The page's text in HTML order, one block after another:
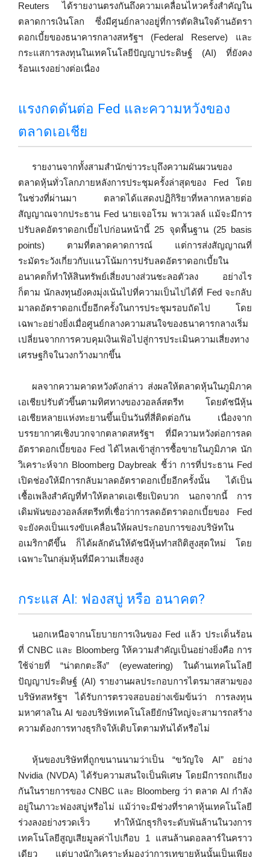
Reuters ได้รายงานตรงกันถึงความเคลื่อนไหวครั้งสำคัญใน
ตลาดการเงินโลก ซึ่งมีศูนย์กลางอยู่ที่การตัดสินใจด้านอัตรา
ดอกเบี้ยของธนาคารกลางสหรัฐฯ (Federal Reserve) และ
กระแสการลงทุนในเทคโนโลยีปัญญาประดิษฐ์ (AI) ที่ยังคง
ร้อนแรงอย่างต่อเนื่อง
แรงกดดันต่อ Fed และความหวังของ
ตลาดเอเชีย
รายงานจากทั้งสามสำนักข่าวระบุถึงความผันผวนของ
ตลาดหุ้นทั่วโลกภายหลังการประชุมครั้งล่าสุดของ Fed โดย
ในช่วงที่ผ่านมา ตลาดได้แสดงปฏิกิริยาที่หลากหลายต่อ
สัญญาณจากประธาน Fed นายเจอโรม พาวเวลล์ แม้จะมีการ
ปรับลดอัตราดอกเบี้ยไปก่อนหน้านี้ 25 จุดพื้นฐาน (25 basis
points) ตามที่ตลาดคาดการณ์ แต่การส่งสัญญาณที่
ระมัดระวังเกี่ยวกับแนวโน้มการปรับลดอัตราดอกเบี้ยใน
อนาคตก็ทำให้สินทรัพย์เสี่ยงบางส่วนชะลอตัวลง อย่างไร
ก็ตาม นักลงทุนยังคงมุ่งเน้นไปที่ความเป็นไปได้ที่ Fed จะกลับ
มาลดอัตราดอกเบี้ยอีกครั้งในการประชุมรอบถัดไป โดย
เฉพาะอย่างยิ่งเมื่อศูนย์กลางความสนใจของธนาคารกลางเริ่ม
เปลี่ยนจากการควบคุมเงินเฟ้อไปสู่การประเมินความเสี่ยงทาง
เศรษฐกิจในวงกว้างมากขึ้น
ผลจากความคาดหวังดังกล่าว ส่งผลให้ตลาดหุ้นในภูมิภาค
เอเชียปรับตัวขึ้นตามทิศทางของวอลล์สตรีท โดยดัชนีหุ้น
เอเชียหลายแห่งทะยานขึ้นเป็นวันที่สี่ติดต่อกัน เนื่องจาก
บรรยากาศเชิงบวกจากตลาดสหรัฐฯ ที่มีความหวังต่อการลด
อัตราดอกเบี้ยของ Fed ได้ไหลเข้าสู่การซื้อขายในภูมิภาค นัก
วิเคราะห์จาก Bloomberg Daybreak ชี้ว่า การที่ประธาน Fed
เปิดช่องให้มีการกลับมาลดอัตราดอกเบี้ยอีกครั้งนั้น ได้เป็น
เชื้อเพลิงสำคัญที่ทำให้ตลาดเอเชียเปิดบวก นอกจากนี้ การ
เดิมพันของวอลล์สตรีทที่เชื่อว่าการลดอัตราดอกเบี้ยของ Fed
จะยังคงเป็นแรงขับเคลื่อนให้ผลประกอบการของบริษัทใน
อเมริกาดีขึ้น ก็ได้ผลักดันให้ดัชนีหุ้นทำสถิติสูงสุดใหม่ โดย
เฉพาะในกลุ่มหุ้นที่มีความเสี่ยงสูง
กระแส AI: ฟองสบู่ หรือ อนาคต?
นอกเหนือจากนโยบายการเงินของ Fed แล้ว ประเด็นร้อน
ที่ CNBC และ Bloomberg ให้ความสำคัญเป็นอย่างยิ่งคือ การ
ใช้จ่ายที่ “น่าตกตะลึง” (eyewatering) ในด้านเทคโนโลยี
ปัญญาประดิษฐ์ (AI) รายงานผลประกอบการไตรมาสสามของ
บริษัทสหรัฐฯ ได้รับการตรวจสอบอย่างเข้มข้นว่า การลงทุน
มหาศาลใน AI ของบริษัทเทคโนโลยียักษ์ใหญ่จะสามารถสร้าง
ความต้องการทางธุรกิจให้เติบโตตามทันได้หรือไม่
หุ้นของบริษัทที่ถูกขนานนามว่าเป็น “ขวัญใจ AI” อย่าง
Nvidia (NVDA) ได้รับความสนใจเป็นพิเศษ โดยมีการถกเถียง
กันในรายการของ CNBC และ Bloomberg ว่า ตลาด AI กำลัง
อยู่ในภาวะฟองสบู่หรือไม่ แม้ว่าจะมีช่วงที่ราคาหุ้นเทคโนโลยี
ร่วงลงอย่างรวดเร็ว ทำให้นักธุรกิจระดับพันล้านในวงการ
เทคโนโลยีสูญเสียมูลค่าไปเกือบ 1 แสนล้านดอลลาร์ในคราว
เดียว แต่บางนักวิเคราะห์มองว่าการเทขายหุ้นนั้นเป็นเพียง